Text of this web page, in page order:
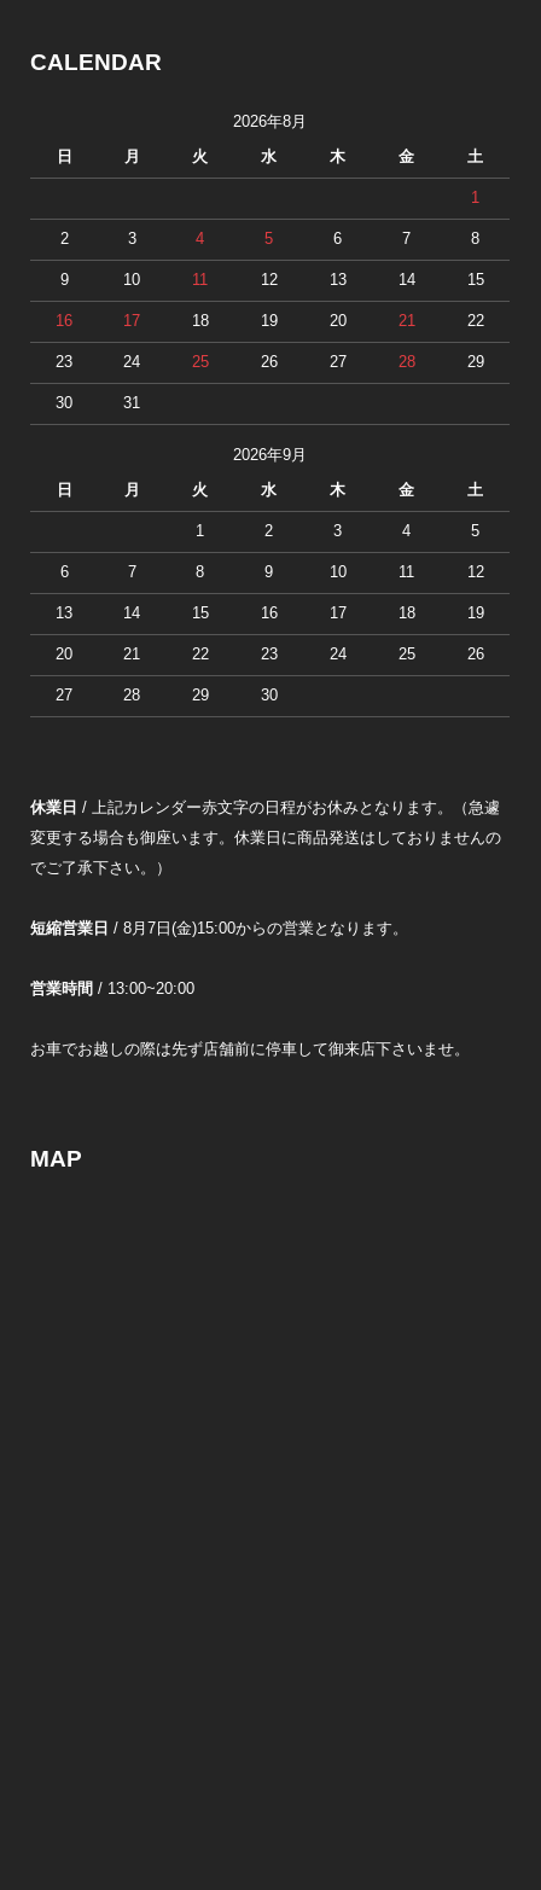
CALENDAR
2026年8月
日 月 火 水 木 金 土
1
2 3 4 5 6 7 8
9 10 11 12 13 14 15
16 17 18 19 20 21 22
23 24 25 26 27 28 29
30 31
2026年9月
日 月 火 水 木 金 土
1 2 3 4 5
6 7 8 9 10 11 12
13 14 15 16 17 18 19
20 21 22 23 24 25 26
27 28 29 30
休業日 / 上記カレンダー赤文字の日程がお休みとなります。（急遽
変更する場合も御座います。休業日に商品発送はしておりませんの
でご了承下さい。）
短縮営業日 / 8月7日(金)15:00からの営業となります。
営業時間 / 13:00~20:00
お車でお越しの際は先ず店舗前に停車して御来店下さいませ。
MAP